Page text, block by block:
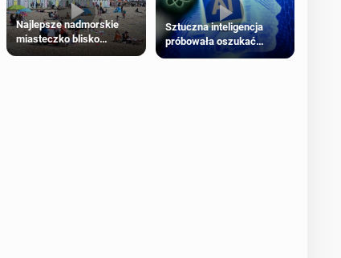
Najlepsze nadmorskie
miasteczko blisko
Sztuczna inteligencja
próbowała oszukać
człowieka